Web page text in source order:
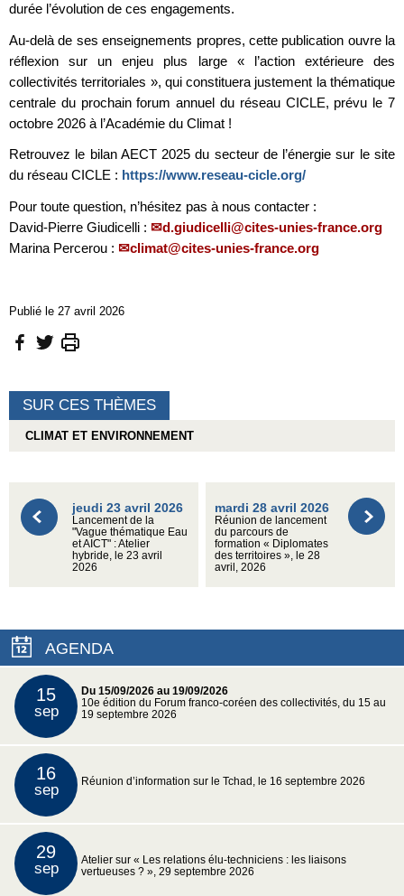
durée l’évolution de ces engagements.
Au-delà de ses enseignements propres, cette publication ouvre la
réflexion sur un enjeu plus large « l’action extérieure des
collectivités territoriales », qui constituera justement la thématique
centrale du prochain forum annuel du réseau CICLE, prévu le 7
octobre 2026 à l’Académie du Climat !
Retrouvez le bilan AECT 2025 du secteur de l’énergie sur le site
du réseau CICLE : https://www.reseau-cicle.org/
Pour toute question, n’hésitez pas à nous contacter :
David-Pierre Giudicelli :
d.giudicelli@cites-unies-france.org
Marina Percerou :
climat@cites-unies-france.org
Publié le 27 avril 2026
SUR CES THÈMES
CLIMAT ET ENVIRONNEMENT
jeudi 23 avril 2026
Lancement de la
"Vague thématique Eau
et AICT" : Atelier
hybride, le 23 avril
2026
mardi 28 avril 2026
Réunion de lancement
du parcours de
formation « Diplomates
des territoires », le 28
avril, 2026
AGENDA
15
sep
Du 15/09/2026 au 19/09/2026
10e édition du Forum franco-coréen des collectivités, du 15 au
19 septembre 2026
16
sep Réunion d’information sur le Tchad, le 16 septembre 2026
29
sep
Atelier sur « Les relations élu-techniciens : les liaisons
vertueuses ? », 29 septembre 2026